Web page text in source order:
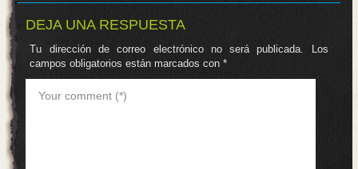
DEJA UNA RESPUESTA
Tu dirección de correo electrónico no será publicada.
Los
campos obligatorios están marcados con*